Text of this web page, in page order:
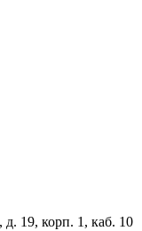
д. 19, корп. 1, каб. 10